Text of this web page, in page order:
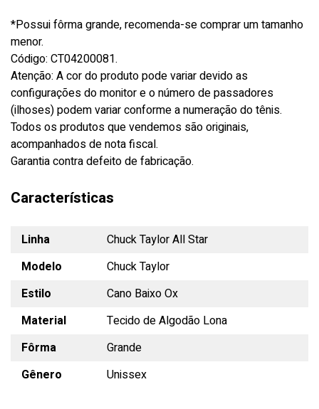
*Possui fôrma grande, recomenda-se comprar um tamanho
menor.
Código: CT04200081.
Atenção: A cor do produto pode variar devido as
configurações do monitor e o número de passadores
(ilhoses) podem variar conforme a numeração do tênis.
Todos os produtos que vendemos são originais,
acompanhados de nota fiscal.
Garantia contra defeito de fabricação.
Características
Linha
Chuck Taylor All Star
Modelo
Chuck Taylor
Estilo
Cano Baixo Ox
Material
Tecido de Algodão Lona
Fôrma
Grande
Gênero
Unissex